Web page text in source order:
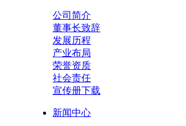
公司简介
董事长致辞
发展历程
产业布局
荣誉资质
社会责任
宣传册下载
新闻中心